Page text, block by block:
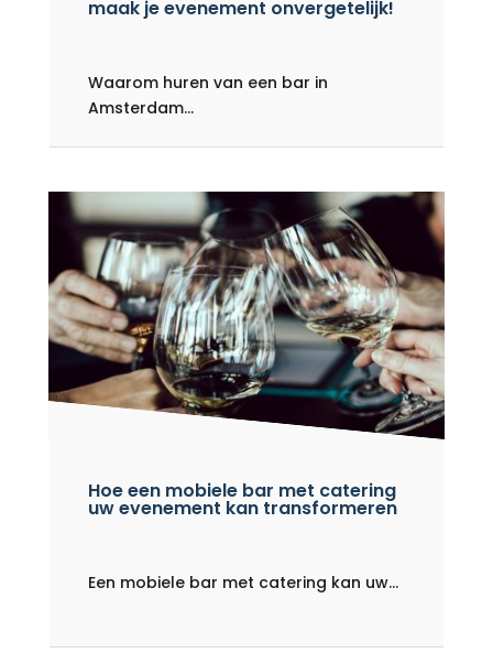
maak je evenement onvergetelijk!
Waarom huren van een bar in
Amsterdam...
Hoe een mobiele bar met catering
uw evenement kan transformeren
Een mobiele bar met catering kan uw...